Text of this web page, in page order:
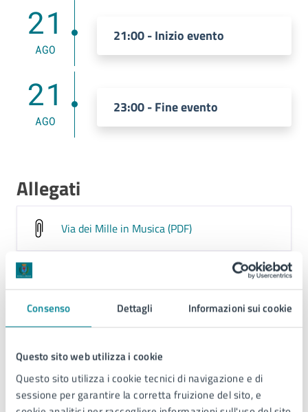
Consenso Dettagli Informazioni sui cookie
Questo sito web utilizza i cookie
Questo sito utilizza i cookie tecnici di navigazione e di
sessione per garantire la corretta fruizione del sito, e
21
AGO
21:00 - Inizio evento
21
AGO
23:00 - Fine evento
Allegati
Via dei Mille in Musica (PDF)
Contatti
Ufficio Informazioni e Accoglienza Turistica
(IAT)
Telefono:0421370601